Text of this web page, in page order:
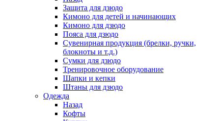
Защита для дзюдо
Кимоно для детей и начинающих
Кимоно для дзюдо
Пояса для дзюдо
Сувенирная продукция (брелки, ручки,
блокноты и т.д.)
Сумки для дзюдо
Тренировочное оборудование
Шапки и кепки
Штаны для дзюдо
Одежда
Назад
Кофты